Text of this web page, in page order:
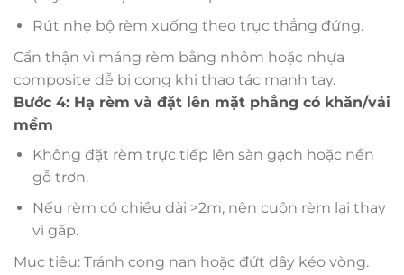
Rút nhẹ bộ rèm xuống theo trục thẳng đứng.
Cẩn thận vì máng rèm bằng nhôm hoặc nhựa
composite dễ bị cong khi thao tác mạnh tay.
Bước 4: Hạ rèm và đặt lên mặt phẳng có khăn/vải
mềm
Không đặt rèm trực tiếp lên sàn gạch hoặc nền
gỗ trơn.
Nếu rèm có chiều dài >2m, nên cuộn rèm lại thay
vì gấp.
Mục tiêu: Tránh cong nan hoặc đứt dây kéo vòng.